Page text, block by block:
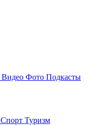
Видео Фото Подкасты
Спорт Туризм